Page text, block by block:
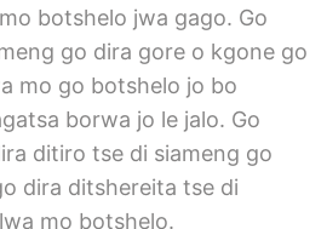
botshelo jwa gago. Go
go dira gore o kgone go
mo go botshelo jo bo
borwa jo le jalo. Go
ditiro tse di siameng go
dira ditshereita tse di
mo botshelo.